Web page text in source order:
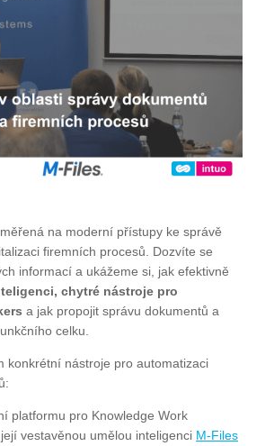
na moderní přístupy ke správě
firemních procesů. Dozvíte se
informací a ukážeme si, jak efektivně
chytré nástroje pro
a jak propojit správu dokumentů a
celku.
konkrétní nástroje pro automatizaci
platformu pro Knowledge Work
vestavěnou umělou inteligenci M-Files